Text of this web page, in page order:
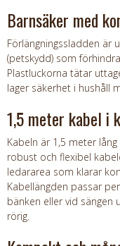
Barnsäker med
Förlängningssladden är
(petskydd) som
Plastluckorna tätar
lager säkerhet i hushåll
1,5 meter kabel i
Kabeln är 1,5 meter
robust och flexibel
ledararea som klarar
Kabellängden passar
bänken eller vid
rörig.